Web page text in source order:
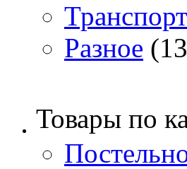
Разное
Товары по